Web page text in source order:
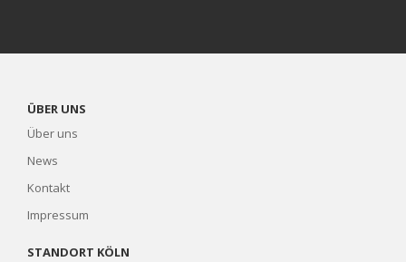
ÜBER UNS
Über uns
News
Kontakt
Impressum
STANDORT KÖLN